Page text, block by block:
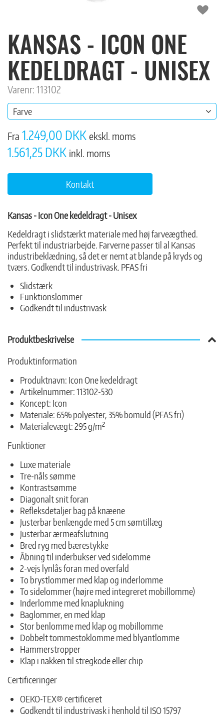
KANSAS - ICON ONE
KEDELDRAGT - UNISEX
Varenr: 113102
Farve
Fra 1.249,00 DKK ekskl. moms
1.561,25 DKK inkl. moms
Kontakt
Kansas - Icon One kedeldragt - Unisex
Kedeldragt i slidstærkt materiale med høj farveægthed.
Perfekt til industriarbejde. Farverne passer til al Kansas
industribeklædning, så det er nemt at blande på kryds og
tværs. Godkendt til industrivask. PFAS fri
Slidstærk
Funktionslommer
Godkendt til industrivask
Produktbeskrivelse
Produktinformation
Produktnavn: Icon One kedeldragt
Artikelnummer: 113102-530
Koncept: Icon
Materiale: 65% polyester, 35% bomuld (PFAS fri)
Materialevægt: 295 g/m²
Funktioner
Luxe materiale
Tre-nåls sømme
Kontrastsømme
Diagonalt snit foran
Refleksdetaljer bag på knæene
Justerbar benlængde med 5 cm sømtillæg
Justerbar ærmeafslutning
Bred ryg med bærestykke
Åbning til inderbukser ved sidelomme
2-vejs lynlås foran med overfald
To brystlommer med klap og inderlomme
To sidelommer (højre med integreret mobillomme)
Inderlomme med knaplukning
Baglommer, en med klap
Stor benlomme med klap og mobillomme
Dobbelt tommestoklomme med blyantlomme
Hammerstropper
Klap i nakken til stregkode eller chip
Certificeringer
OEKO-TEX® certificeret
Godkendt til industrivask i henhold til ISO 15797